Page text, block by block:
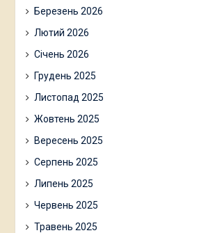
Березень 2026
Лютий 2026
Січень 2026
Грудень 2025
Листопад 2025
Жовтень 2025
Вересень 2025
Серпень 2025
Липень 2025
Червень 2025
Травень 2025